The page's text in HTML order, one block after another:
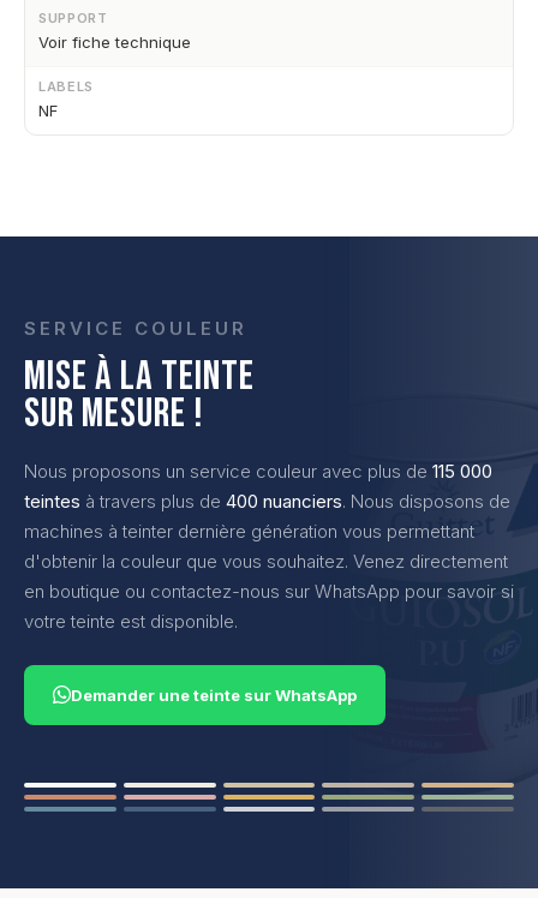
SUPPORT
Voir fiche technique
LABELS
NF
SERVICE COULEUR
MISE À LA TEINTE
SUR MESURE !
Nous proposons un service couleur avec plus de 115 000
teintes à travers plus de 400 nuanciers. Nous disposons de
machines à teinter dernière génération vous permettant
d'obtenir la couleur que vous souhaitez. Venez directement
en boutique ou contactez-nous sur WhatsApp pour savoir si
votre teinte est disponible.
Demander une teinte sur WhatsApp